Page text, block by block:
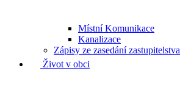
Místní Komunikace
Kanalizace
Zápisy ze zasedání zastupitelstva
Život v obci